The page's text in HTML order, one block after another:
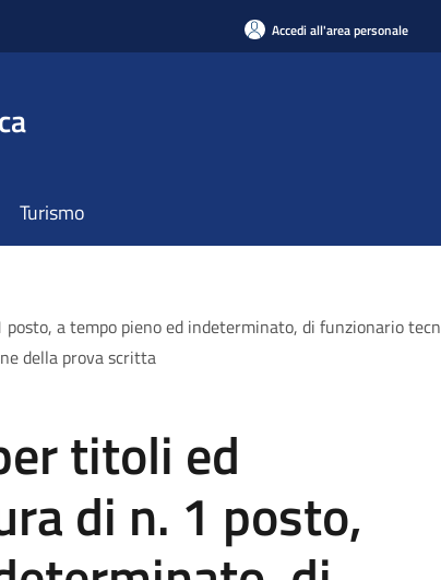
Accedi all'area personale
Turismo
a tempo pieno ed indeterminato, di funzionario
della prova scritta
titoli ed
di n. 1 posto,